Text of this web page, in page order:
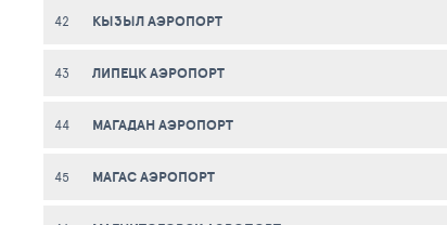
42 КЫЗЫЛ АЭРОПОРТ
43 ЛИПЕЦК АЭРОПОРТ
44 МАГАДАН АЭРОПОРТ
45 МАГАС АЭРОПОРТ